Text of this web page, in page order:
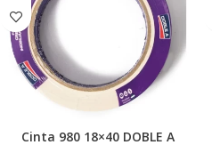
Cinta 980 18×40 DOBLE A